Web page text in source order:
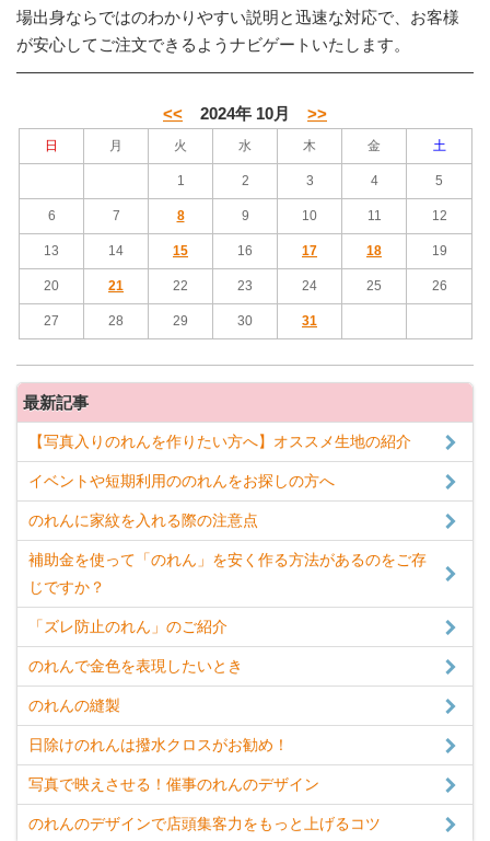
場出身ならではのわかりやすい説明と迅速な対応で、お客様
が安心してご注文できるようナビゲートいたします。
<< 2024年 10月 >>
日 月 火 水 木 金 土
1 2 3 4 5
6 7 8 9 10 11 12
13 14 15 16 17 18 19
20 21 22 23 24 25 26
27 28 29 30 31
最新記事
【写真入りのれんを作りたい方へ】オススメ生地の紹介
イベントや短期利用ののれんをお探しの方へ
のれんに家紋を入れる際の注意点
補助金を使って「のれん」を安く作る方法があるのをご存
じですか？
「ズレ防止のれん」のご紹介
のれんで金色を表現したいとき
のれんの縫製
日除けのれんは撥水クロスがお勧め！
写真で映えさせる！催事のれんのデザイン
のれんのデザインで店頭集客力をもっと上げるコツ